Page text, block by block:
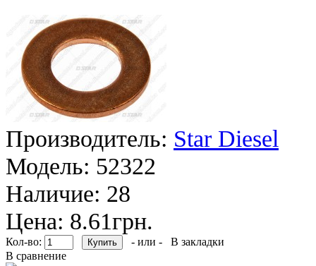
Производитель: Star Diesel
Модель: 52322
Наличие: 28
Цена: 8.61грн.
Кол-во: - или -
В закладки
В сравнение